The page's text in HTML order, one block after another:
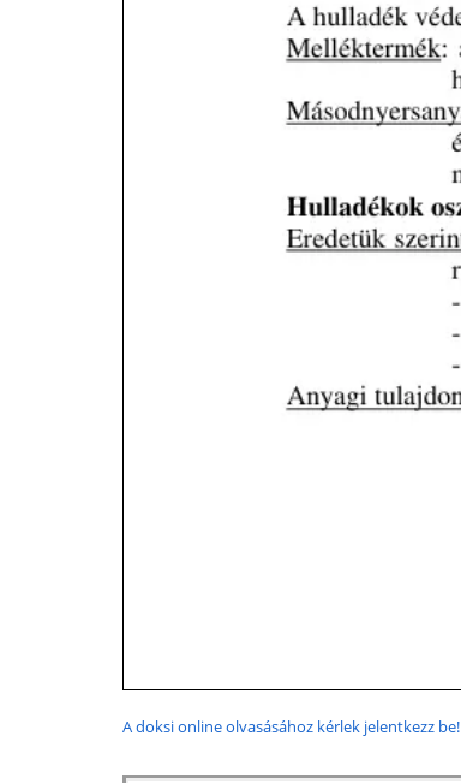
A doksi online olvasásához kérlek jelentkezz be!